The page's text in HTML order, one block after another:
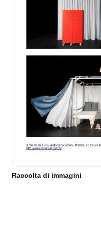
Raccolta di immagini